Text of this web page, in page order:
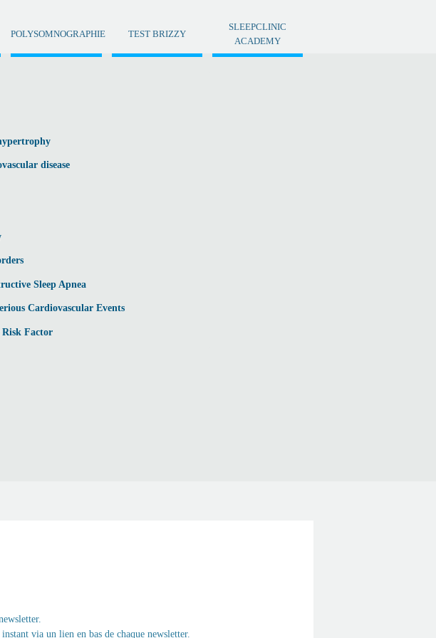
POLYSOMNOGRAPHIE TEST BRIZZY
SLEEPCLINIC
ACADEMY
disease
Sleep Apnea
Cardiovascular Events
Risk Factor
via un lien en bas de chaque newsletter.